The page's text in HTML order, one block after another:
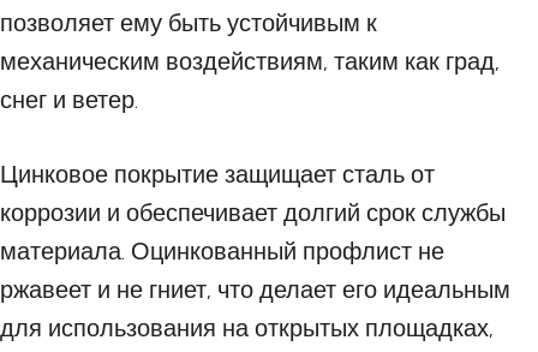
позволяет ему быть устойчивым к
механическим воздействиям, таким как град,
снег и ветер.
Цинковое покрытие защищает сталь от
коррозии и обеспечивает долгий срок службы
материала. Оцинкованный профлист не
ржавеет и не гниет, что делает его идеальным
для использования на открытых площадках,